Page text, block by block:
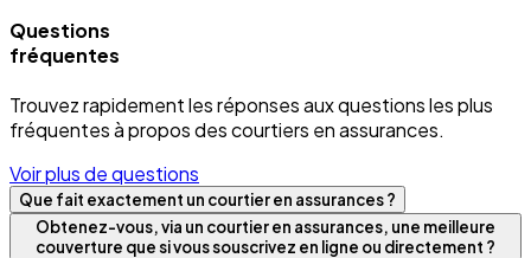
Questions
fréquentes
Trouvez rapidement les réponses aux questions les plus
fréquentes à propos des courtiers en assurances.
Voir plus de questions
Que fait exactement un courtier en assurances ?
Obtenez-vous, via un courtier en assurances, une meilleure
couverture que si vous souscrivez en ligne ou directement ?